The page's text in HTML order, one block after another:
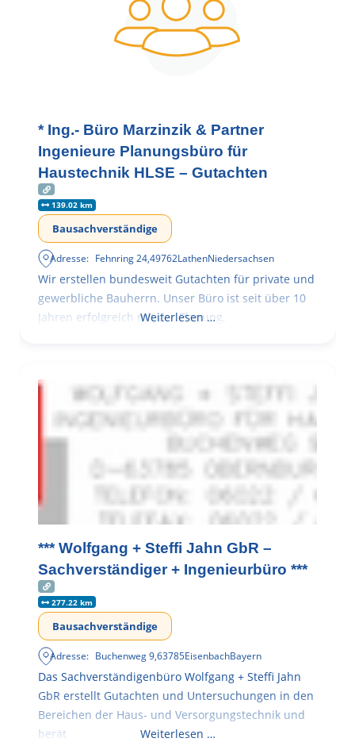
* Ing.- Büro Marzinzik & Partner
Ingenieure Planungsbüro für
Haustechnik HLSE – Gutachten
139.02 km
Bausachverständige
Adresse: Fehnring 24,49762LathenNiedersachsen
Wir erstellen bundesweit Gutachten für private und
gewerbliche Bauherrn. Unser Büro ist seit über 10
Jahren erfolgreich mit der Planung,
Weiterlesen …
*** Wolfgang + Steffi Jahn GbR –
Sachverständiger + Ingenieurbüro ***
277.22 km
Bausachverständige
Adresse: Buchenweg 9,63785EisenbachBayern
Das Sachverständigenbüro Wolfgang + Steffi Jahn
GbR erstellt Gutachten und Untersuchungen in den
Bereichen der Haus- und Versorgungstechnik und
berät
Weiterlesen …